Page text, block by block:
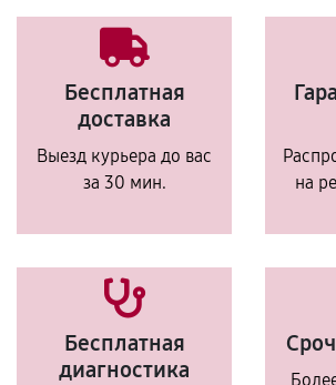
Бесплатная
доставка
Выезд курьера до вас
за 30 мин.
на
Бесплатная
диагностика